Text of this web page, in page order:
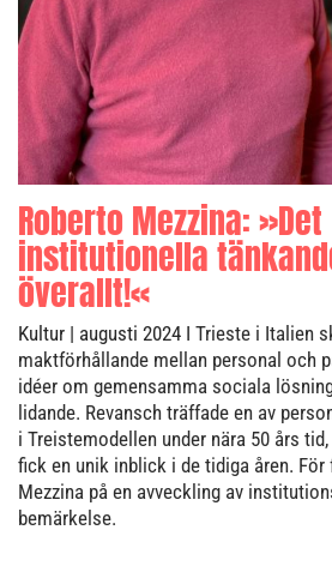
Roberto Mezzina: »Det
institutionella
överallt!«
Kultur | augusti 2024 I Trieste i Italien
maktförhållande mellan personal och
idéer om gemensamma sociala
lidande. Revansch träffade en av
i Treistemodellen under nära 50 års
fick en unik inblick i de tidiga åren. För
Mezzina på en avveckling av
bemärkelse.